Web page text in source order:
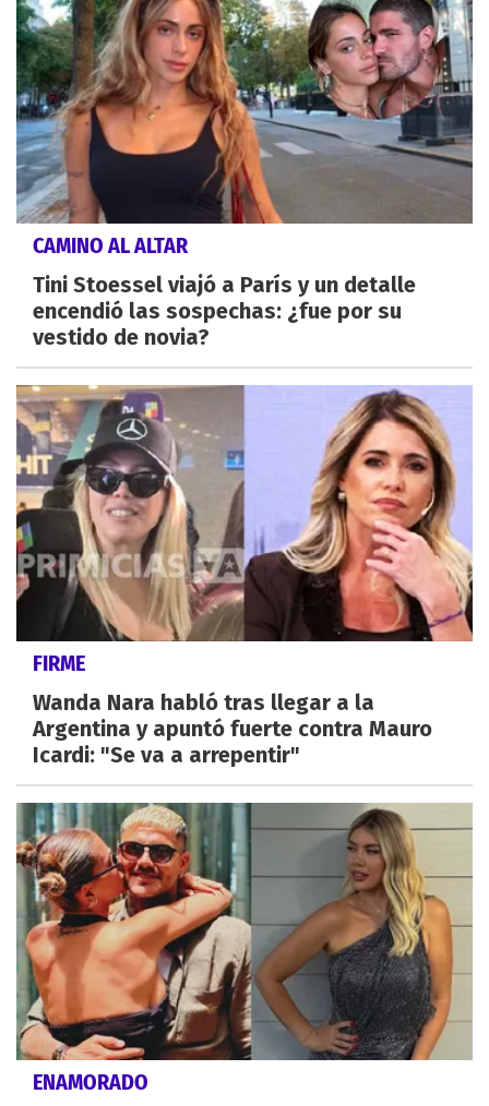
CAMINO AL ALTAR
Tini Stoessel viajó a París y un detalle
encendió las sospechas: ¿fue por su
vestido de novia?
FIRME
Wanda Nara habló tras llegar a la
Argentina y apuntó fuerte contra Mauro
Icardi: "Se va a arrepentir"
ENAMORADO